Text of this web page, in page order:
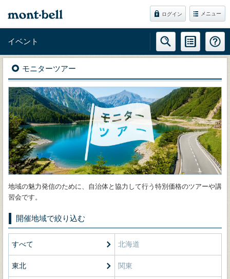
ログイン メニュー
イベント
モニターツアー
地域の魅力発信のために、自治体と協力して行う特別価格のツアーや講
習会です。
開催地域で絞り込む
すべて 北海道
東北 関東